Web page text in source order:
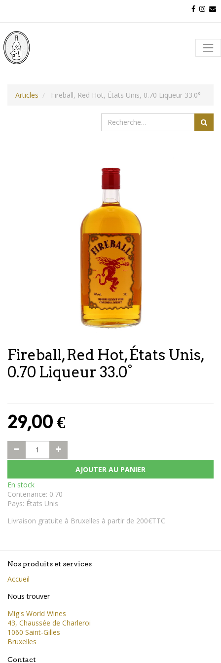
Articles Fireball, Red Hot, États Unis, 0.70 Liqueur 33.0°
Fireball, Red Hot, États Unis,
0.70 Liqueur 33.0°
29,00€
AJOUTER AU PANIER
En stock
Contenance: 0.70
Pays: États Unis
Livraison gratuite à Bruxelles à partir de 200€TTC
Nos produits et services
Accueil
Nous trouver
Mig's World Wines
43, Chaussée de Charleroi
1060 Saint-Gilles
Bruxelles
Contact